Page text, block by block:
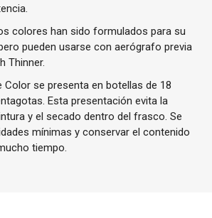
colores han sido formulados para su
pueden usarse con aerógrafo previa
Thinner.
Color se presenta en botellas de 18
Esta presentación evita la
y el secado dentro del frasco. Se
mínimas y conservar el contenido
tiempo.